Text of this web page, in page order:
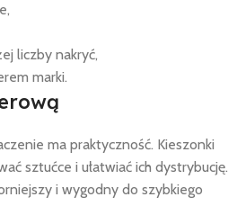
liczby nakryć,
marki.
ma praktyczność. Kieszonki
sztućce i ułatwiać ich dystrybucję.
i wygodny do szybkiego